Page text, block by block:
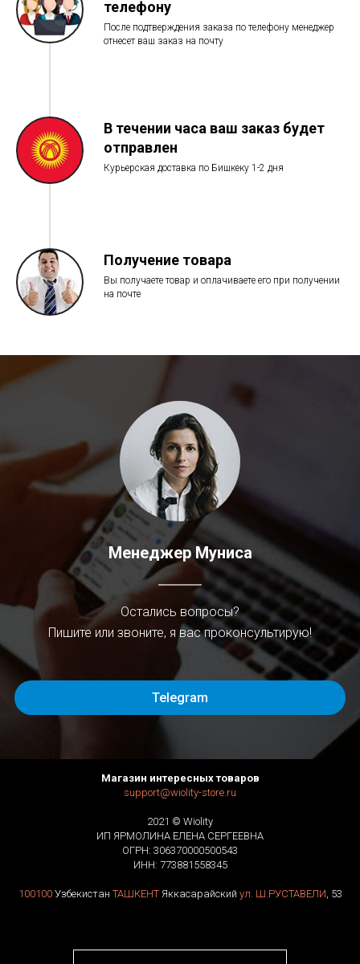
телефону
После подтверждения заказа по телефону менеджер
отнесет ваш заказ на почту
В течении часа ваш заказ будет
отправлен
Курьерская доставка по Бишкеку 1-2 дня
Получение товара
Вы получаете товар и оплачиваете его при получении
на почте
Менеджер Муниса
Остались вопросы?
Пишите или звоните, я вас проконсультирую!
Telegram
Магазин интересных товаров
support@wiolity-store.ru
2021 © Wiolity
ИП ЯРМОЛИНА ЕЛЕНА СЕРГЕЕВНА
ОГРН: 306370000500543
ИНН: 773881558345
100100Узбекистан ТАШКЕНТЯккасарайский ул. Ш.РУСТАВЕЛИ , 53